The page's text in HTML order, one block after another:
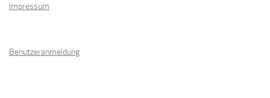
Impressum
Benutzeranmeldung